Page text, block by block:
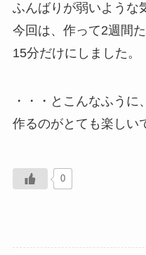
ふんばりが弱いような
今回は、作って2週間
15分だけにしました。
・・・とこんなふうに
作るのがとても楽しい
0